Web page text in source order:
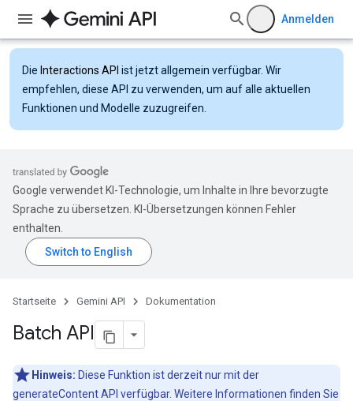
Anmelden
Die Interactions API ist jetzt allgemein verfügbar. Wir
empfehlen, diese API zu verwenden, um auf alle aktuellen
Funktionen und Modelle zuzugreifen.
Google verwendet KI-Technologie, um Inhalte in Ihre bevorzugte
Sprache zu übersetzen. KI-Übersetzungen können Fehler
enthalten.
Startseite Gemini API Dokumentation
Batch API
Hinweis: Diese Funktion ist derzeit nur mit der
generateContent API verfügbar. Weitere Informationen finden Sie